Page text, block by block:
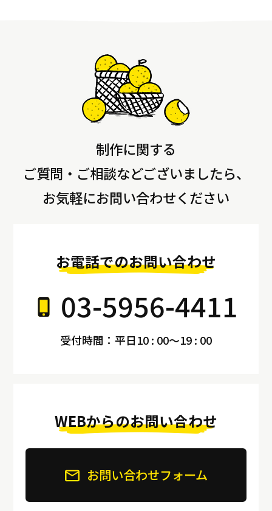
制作に関する
ご質問・ご相談などございましたら、
お気軽にお問い合わせください
お電話でのお問い合わせ
03-5956-4411
受付時間：平日10 : 00～19 : 00
WEBからのお問い合わせ
お問い合わせフォーム